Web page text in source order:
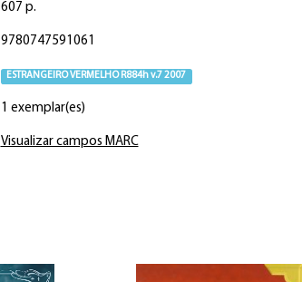
607 p.
9780747591061
ESTRANGEIRO VERMELHO R884h v.7 2007
1 exemplar(es)
Visualizar campos MARC